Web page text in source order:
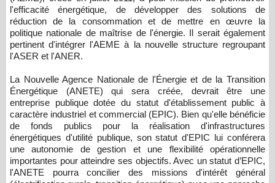
l'efficacité énergétique, de développer des solutions de
réduction de la consommation et de mettre en œuvre la
politique nationale de maîtrise de l'énergie. Il serait également
pertinent d'intégrer l'AEME à la nouvelle structure regroupant
l'ASER et l'ANER.
La Nouvelle Agence Nationale de l'Énergie et de la Transition
Énergétique (ANETE) qui sera créée, devrait être une
entreprise publique dotée du statut d'établissement public à
caractère industriel et commercial (EPIC). Bien qu'elle bénéficie
de fonds publics pour la réalisation d'infrastructures
énergétiques d'utilité publique, son statut d'EPIC lui conférera
une autonomie de gestion et une flexibilité opérationnelle
importantes pour atteindre ses objectifs. Avec un statut d’EPIC,
l'ANETE pourra concilier des missions d'intérêt général